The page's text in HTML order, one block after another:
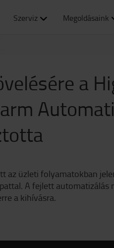
Szerviz Megoldásaink
a
üzleti folyamatokban
A fejlett
a kihívásra.